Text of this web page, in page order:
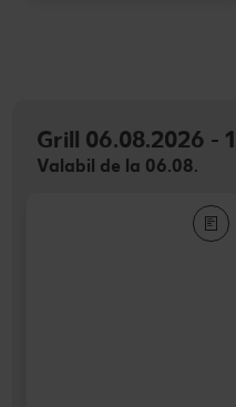
Grill 06.08.2026 -
Valabil de la 06.08.